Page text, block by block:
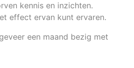
kennis en inzichten.
effect ervan kunt ervaren.
een maand bezig met